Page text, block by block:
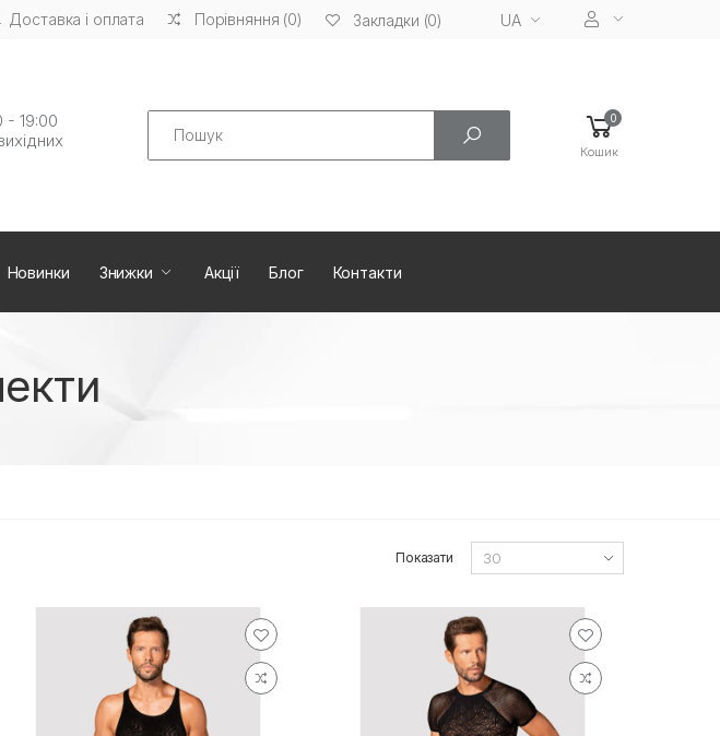
Доставка і оплата Порівняння (0) Закладки (0) UA
- 19:00
Search 0
Кошик
Новинки Знижки Акції Блог Контакти
Показати